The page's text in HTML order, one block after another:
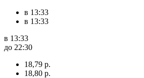
в 13:33
в 13:33
в 13:33
до 22:30
18,79 р.
18,80 р.